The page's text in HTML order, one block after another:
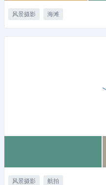
风景摄影 海滩
风景摄影 航拍